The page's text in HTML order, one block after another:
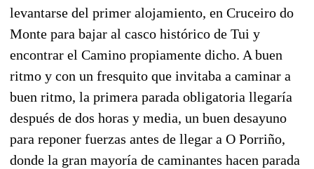
levantarse del primer alojamiento, en Cruceiro do
Monte para bajar al casco histórico de Tui y
encontrar el Camino propiamente dicho. A buen
ritmo y con un fresquito que invitaba a caminar a
buen ritmo, la primera parada obligatoria llegaría
después de dos horas y media, un buen desayuno
para reponer fuerzas antes de llegar a O Porriño,
donde la gran mayoría de caminantes hacen parada